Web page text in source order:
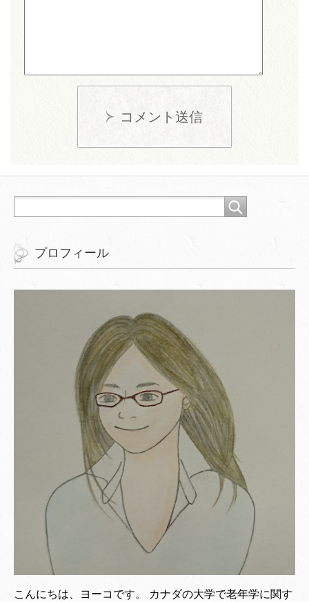
コメント送信
プロフィール
こんにちは、ヨーコです。 カナダの大学で老年学に関す